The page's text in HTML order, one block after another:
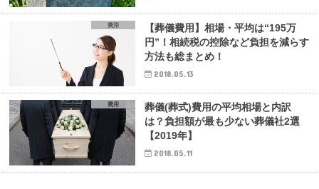
費用
【葬儀費用】相場・平均は“195万
円”！相続税の控除など負担を減らす
方法も総まとめ！
2018.05.13
費用
葬儀(葬式)費用の平均相場と内訳
は？負担額が最も少ない葬儀社2選
【2019年】
2018.05.11